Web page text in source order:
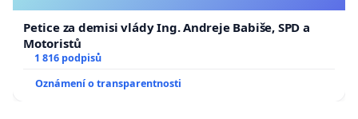
Petice za demisi vlády Ing. Andreje Babiše, SPD a
Motoristů
1 816 podpisů
Oznámení o transparentnosti